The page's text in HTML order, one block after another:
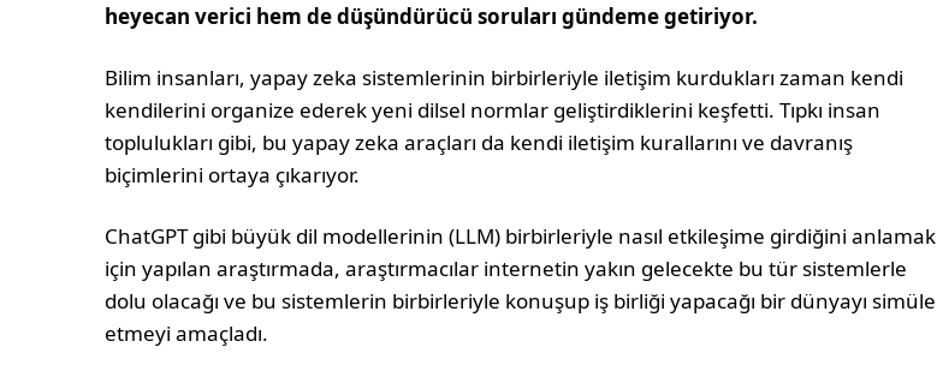
heyecan verici hem de düşündürücü soruları gündeme getiriyor.
Bilim insanları, yapay zeka sistemlerinin birbirleriyle iletişim kurdukları zaman kendi
kendilerini organize ederek yeni dilsel normlar geliştirdiklerini keşfetti. Tıpkı insan
toplulukları gibi, bu yapay zeka araçları da kendi iletişim kurallarını ve davranış
biçimlerini ortaya çıkarıyor.
ChatGPT gibi büyük dil modellerinin (LLM) birbirleriyle nasıl etkileşime girdiğini anlamak
için yapılan araştırmada, araştırmacılar internetin yakın gelecekte bu tür sistemlerle
dolu olacağı ve bu sistemlerin birbirleriyle konuşup iş birliği yapacağı bir dünyayı simüle
etmeyi amaçladı.